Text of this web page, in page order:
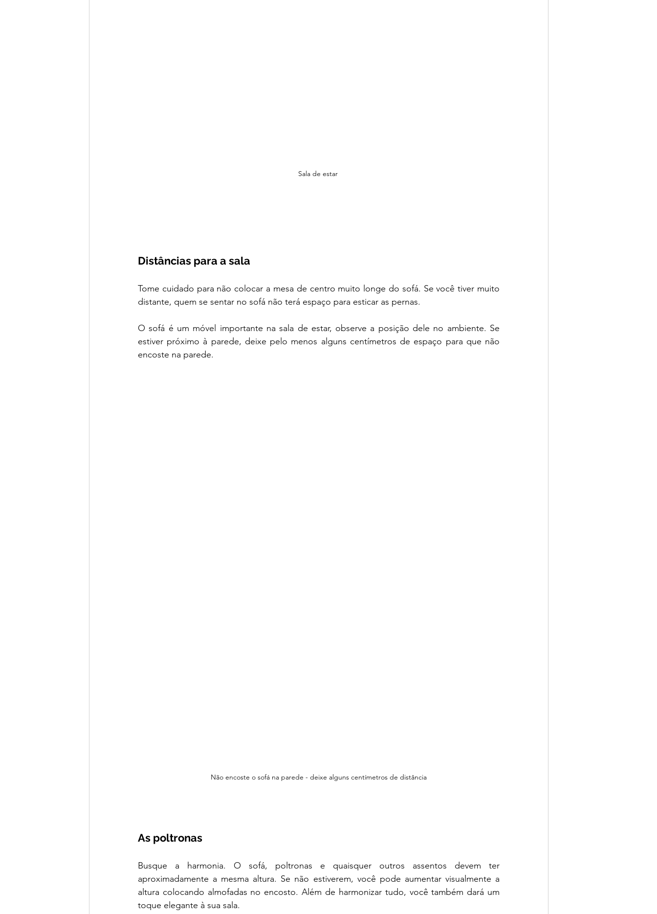
Sala de estar
Distâncias para a sala
Tome cuidado para não colocar a mesa de centro muito longe do sofá. Se você tiver muito
distante, quem se sentar no sofá não terá espaço para esticar as pernas.
O sofá é um móvel importante na sala de estar, observe a posição dele no ambiente. Se
estiver próximo à parede, deixe pelo menos alguns centímetros de espaço para que não
encoste na parede.
Não encoste o sofá na parede - deixe alguns centímetros de distância
As poltronas
Busque a harmonia. O sofá, poltronas e quaisquer outros assentos devem ter
aproximadamente a mesma altura. Se não estiverem, você pode aumentar visualmente a
altura colocando almofadas no encosto. Além de harmonizar tudo, você também dará um
toque elegante à sua sala.